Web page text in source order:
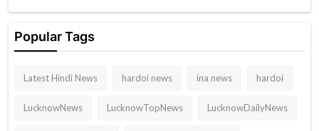
Popular Tags
Latest Hindi News hardoi news ina news hardoi
LucknowNews LucknowTopNews LucknowDailyNews